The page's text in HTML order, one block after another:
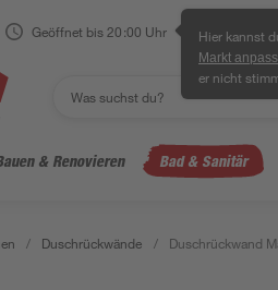
Geöffnet bis 20:00 Uhr Hier kannst
Markt
er nicht
& Renovieren Bad & Sanitär
/ Duschrückwände / Duschrückwand